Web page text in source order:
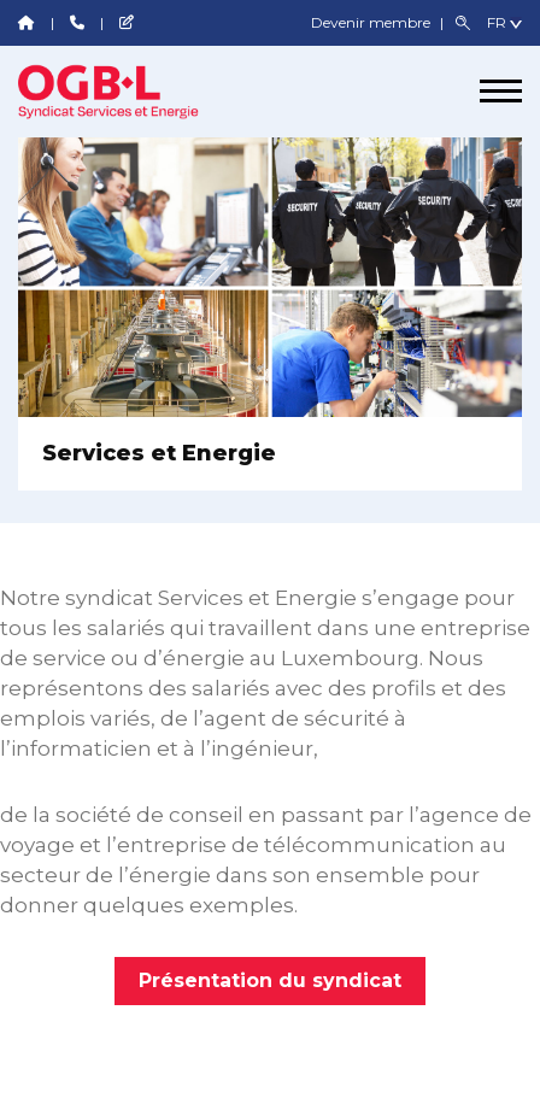
Devenir membre
Services et Energie
Notre syndicat Services et Energie s’engage pour
tous les salariés qui travaillent dans une entreprise
de service ou d’énergie au Luxembourg. Nous
représentons des salariés avec des profils et des
emplois variés, de l’agent de sécurité à
l’informaticien et à l’ingénieur,
de la société de conseil en passant par l’agence de
voyage et l’entreprise de télécommunication au
secteur de l’énergie dans son ensemble pour
donner quelques exemples.
Présentation du syndicat